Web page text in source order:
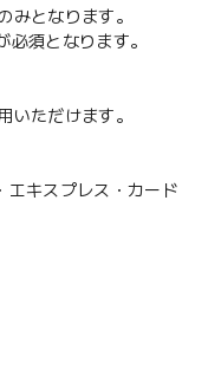
みとなります。
必須となります。
いただけます。
キスプレス・カード